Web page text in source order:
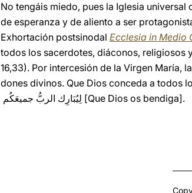
No tengáis miedo, pues la Iglesia
de esperanza y de aliento a ser
Exhortación postsinodal Ecclesia in Medio
todos los sacerdotes, diáconos, religiosos
16,33). Por intercesión de la Virgen María, la
dones divinos. Que Dios conceda a todos
لِيُبَارِك الربُّ جميعَكُم [Que Dios os bendiga].